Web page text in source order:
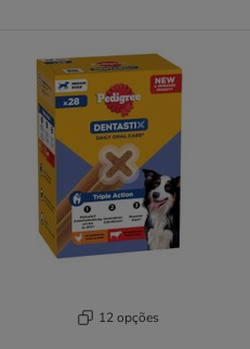
12 opções